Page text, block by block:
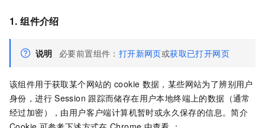
1. 组件介绍
说明 必要前置组件： 打开新网页或获取已打开网页
该组件用于获取某个网站的 cookie 数据，某些网站为了辨别用户
身份，进行 Session 跟踪而储存在用户本地终端上的数据（通常
经过加密），由用户客户端计算机暂时或永久保存的信息。简介